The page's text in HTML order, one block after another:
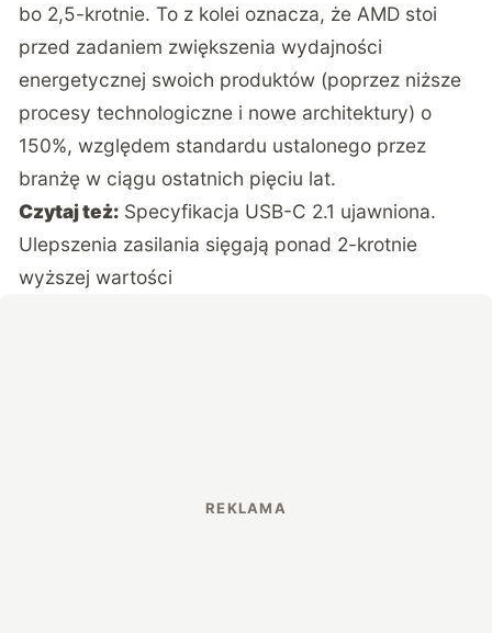
bo 2,5-krotnie. To z kolei oznacza, że AMD stoi
przed zadaniem zwiększenia wydajności
energetycznej swoich produktów (poprzez niższe
procesy technologiczne i nowe architektury) o
150%, względem standardu ustalonego przez
branżę w ciągu ostatnich pięciu lat.
Czytaj też: Specyfikacja USB-C 2.1 ujawniona.
Ulepszenia zasilania sięgają ponad 2-krotnie
wyższej wartości